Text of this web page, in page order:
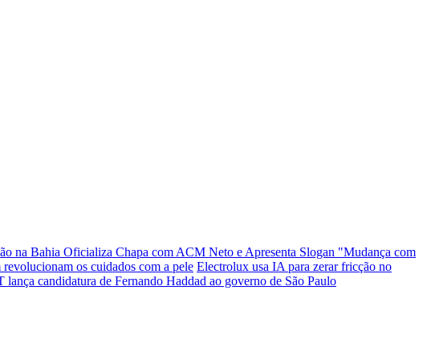
na Bahia Oficializa Chapa com ACM Neto e Apresenta Slogan "Mudança com
os cuidados com a pele Electrolux usa IA para zerar fricção no
lança candidatura de Fernando Haddad ao governo de São Paulo